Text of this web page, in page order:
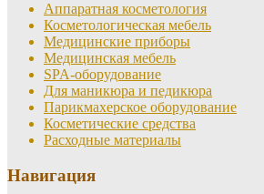
Аппаратная косметология
Косметологическая мебель
Медицинские приборы
Медицинская мебель
SPA-оборудование
Для маникюра и педикюра
Парикмахерское оборудование
Косметические средства
Расходные материалы
Навигация